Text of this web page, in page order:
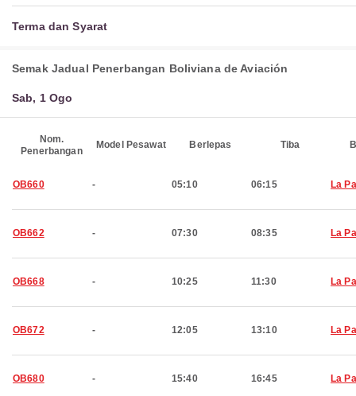
Terma dan Syarat
Semak Jadual Penerbangan Boliviana de Aviación
Sab, 1 Ogo
Nom.
Penerbangan
Model Pesawat Berlepas Tiba
OB660 - 05:10 06:15 La
OB662 - 07:30 08:35 La
OB668 - 10:25 11:30 La
OB672 - 12:05 13:10 La
OB680 - 15:40 16:45 La